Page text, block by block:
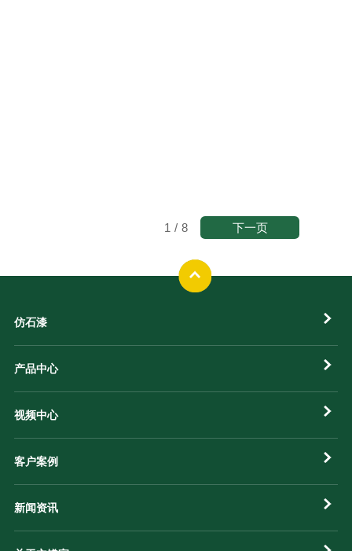
1 / 8 下一页
仿石漆
产品中心
视频中心
客户案例
新闻资讯